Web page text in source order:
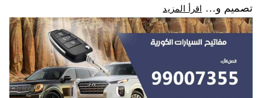
تصميم و…
اقرأ المزيد